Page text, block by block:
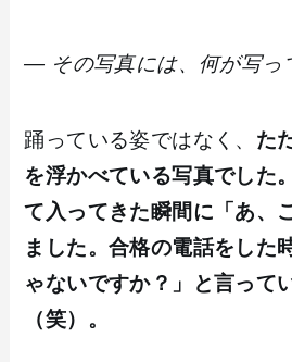
― その写真には、何が写っ
踊っている姿ではなく、 た
を浮かべている写真でした
て入ってきた瞬間に「あ、
ました。合格の電話をした
ゃないですか？」と言って
（笑）。